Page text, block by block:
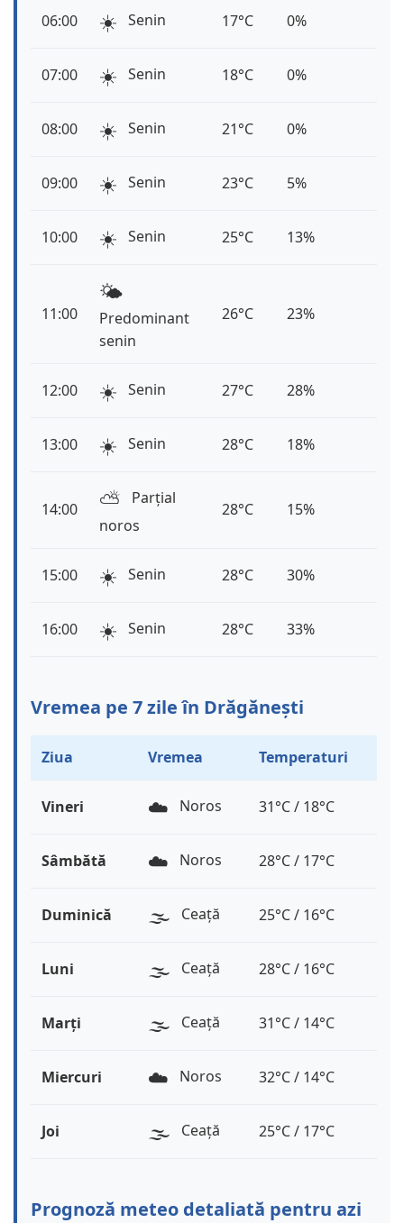
06:00 ☀️ Senin 17°C 0%
07:00 ☀️ Senin 18°C 0%
08:00 ☀️ Senin 21°C 0%
09:00 ☀️ Senin 23°C 5%
10:00 ☀️ Senin 25°C 13%
11:00
🌤️
Predominant
senin
26°C 23%
12:00 ☀️ Senin 27°C 28%
13:00 ☀️ Senin 28°C 18%
14:00 ⛅️
Parțial
noros
28°C 15%
15:00 ☀️ Senin 28°C 30%
16:00 ☀️ Senin 28°C 33%
Vremea pe 7 zile în Drăgănești
Ziua Vremea Temperaturi
Vineri ☁️ Noros 31°C / 18°C
Sâmbătă ☁️ Noros 28°C / 17°C
Duminică 🌫️ Ceață 25°C / 16°C
Luni 🌫️ Ceață 28°C / 16°C
Marți 🌫️ Ceață 31°C / 14°C
Miercuri ☁️ Noros 32°C / 14°C
Joi 🌫️ Ceață 25°C / 17°C
Prognoză meteo detaliată pentru azi